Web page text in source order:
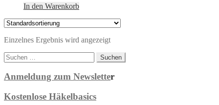
In den Warenkorb
Einzelnes Ergebnis wird angezeigt
Suchen
nach:
Anmeldung zum Newsletter
Kostenlose Häkelbasics